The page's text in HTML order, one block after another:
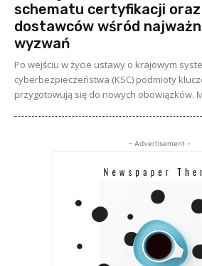
schematu certyfikacji
dostawców wśród
wyzwań
Po wejściu w życie ustawy o krajowym
cyberbezpieczeństwa (KSC) podmioty
przygotowują się do nowych obowiązków.
- Advertisement -